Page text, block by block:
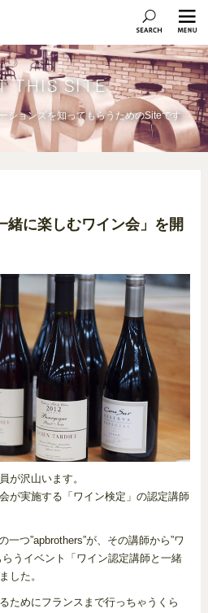
THIS SITE
ションズを知ってもらうためのSiteです
緒に楽しむワイン会」を開
が沢山います。
が実施する「ワイン検定」の認定講師
一つ”apbrothers”が、その講師から”ワ
うイベント「ワイン認定講師と一緒
した。
ためにフランスまで行っちゃうくら